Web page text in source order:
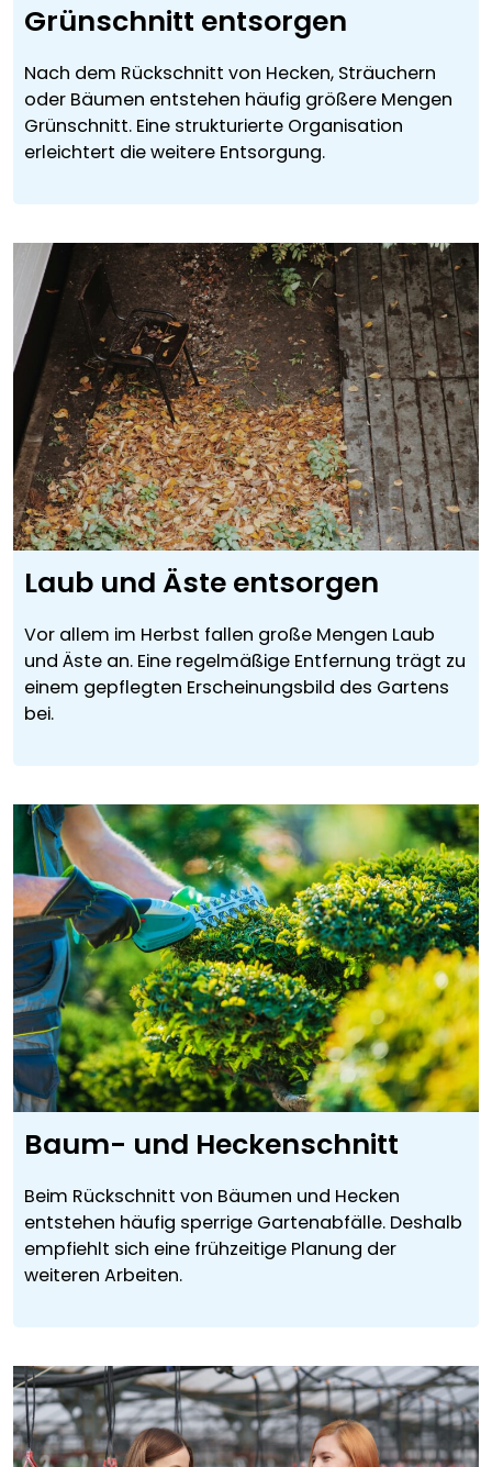
Grünschnitt entsorgen
Nach dem Rückschnitt von Hecken, Sträuchern
oder Bäumen entstehen häufig größere Mengen
Grünschnitt. Eine strukturierte Organisation
erleichtert die weitere Entsorgung.
Laub und Äste entsorgen
Vor allem im Herbst fallen große Mengen Laub
und Äste an. Eine regelmäßige Entfernung trägt zu
einem gepflegten Erscheinungsbild des Gartens
bei.
Baum- und Heckenschnitt
Beim Rückschnitt von Bäumen und Hecken
entstehen häufig sperrige Gartenabfälle. Deshalb
empfiehlt sich eine frühzeitige Planung der
weiteren Arbeiten.